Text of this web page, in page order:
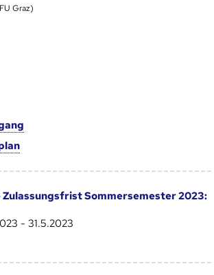
Graz)
Zulassungsfrist Sommersemester 2023:
- 31.5.2023